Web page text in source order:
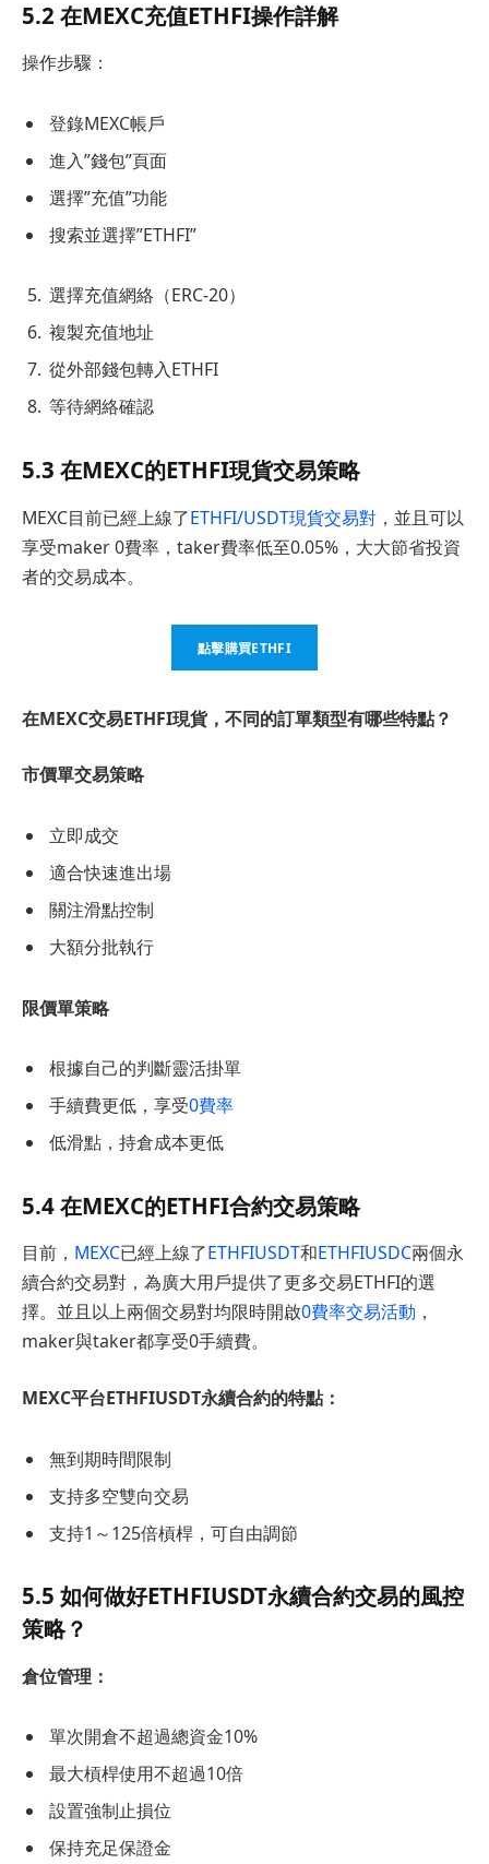
5.2 在MEXC充值ETHFI操作詳解
操作步驟：
登錄MEXC帳戶
進入”錢包”頁面
選擇”充值”功能
搜索並選擇”ETHFI”
選擇充值網絡（ERC-20）
複製充值地址
從外部錢包轉入ETHFI
等待網絡確認
5.3 在MEXC的ETHFI現貨交易策略
MEXC目前已經上線了ETHFI/USDT現貨交易對 ，並且可以
享受maker 0費率，taker費率低至0.05%，大大節省投資
者的交易成本。
點擊購買ETHFI
在MEXC交易ETHFI現貨，不同的訂單類型有哪些特點？
市價單交易策略
立即成交
適合快速進出場
關注滑點控制
大額分批執行
限價單策略
根據自己的判斷靈活掛單
手續費更低，享受0費率
低滑點，持倉成本更低
5.4 在MEXC的ETHFI合約交易策略
目前， MEXC已經上線了ETHFIUSDT和ETHFIUSDC兩個永
續合約交易對，為廣大用戶提供了更多交易ETHFI的選
擇。並且以上兩個交易對均限時開啟0費率交易活動 ，
maker與taker都享受0手續費。
MEXC平台ETHFIUSDT永續合約的特點：
無到期時間限制
支持多空雙向交易
支持1～125倍槓桿，可自由調節
5.5 如何做好ETHFIUSDT永續合約交易的風控
策略？
倉位管理：
單次開倉不超過總資金10%
最大槓桿使用不超過10倍
設置強制止損位
保持充足保證金